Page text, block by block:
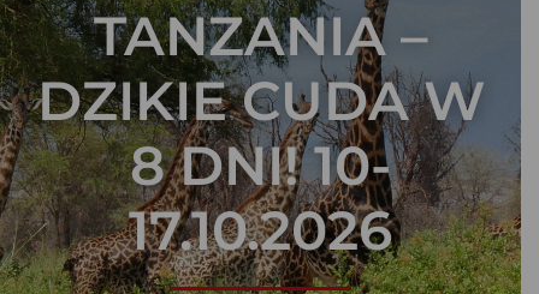
TANZANIA –
DZIKIE CUDA W
8 DNI! 10-
17.10.2026